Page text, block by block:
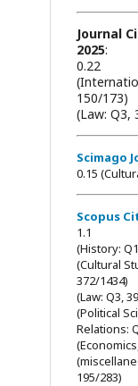
Journal
2025:
0.22
150/173)
(Law: Q3,
Scimago
0.15
Scopus
1.1
(History:
(Cultural
372/1434)
(Law: Q3,
(Political
Relations:
195/283)